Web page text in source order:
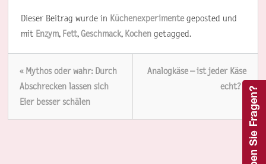
Dieser Beitrag wurde in Küchenexperimente geposted und
mit Enzym, Fett,Geschmack, Kochen getagged.
« Mythos oder wahr: Durch
Abschrecken lassen sich
Eier besser schälen
Analogkäse – ist jeder Käse
echt? »